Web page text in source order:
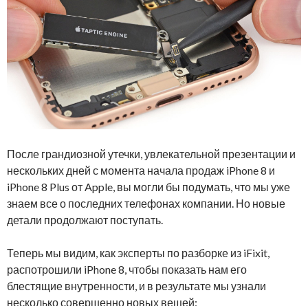
После грандиозной утечки, увлекательной презентации и
нескольких дней с момента начала продаж iPhone 8 и
iPhone 8 Plus от Apple, вы могли бы подумать, что мы уже
знаем все о последних телефонах компании. Но новые
детали продолжают поступать.
Теперь мы видим, как эксперты по разборке из iFixit,
распотрошили iPhone 8, чтобы показать нам его
блестящие внутренности, и в результате мы узнали
несколько совершенно новых вещей: